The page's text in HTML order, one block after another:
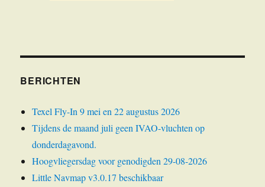
BERICHTEN
Texel Fly-In 9 mei en 22 augustus 2026
Tijdens de maand juli geen IVAO-vluchten op
donderdagavond.
Hoogvliegersdag voor genodigden 29-08-2026
Little Navmap v3.0.17 beschikbaar